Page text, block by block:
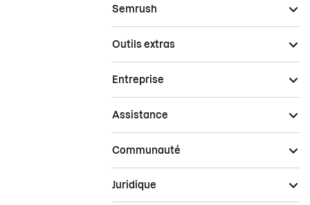
Semrush
Outils extras
Entreprise
Assistance
Communauté
Juridique